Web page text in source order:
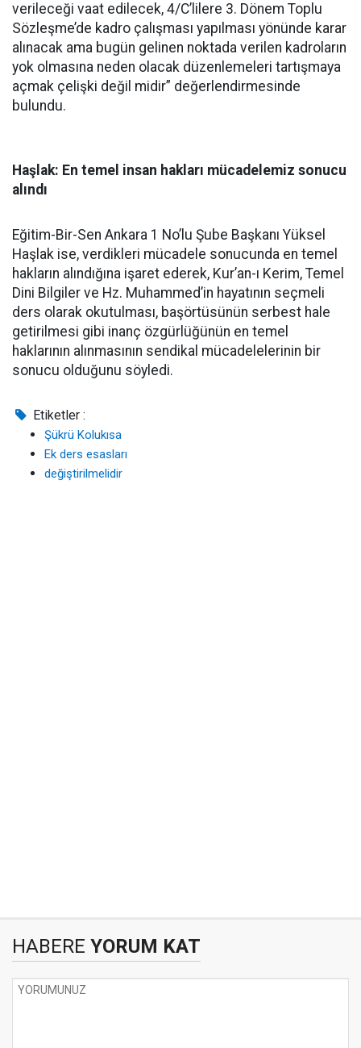
verileceği vaat edilecek, 4/C’lilere 3. Dönem Toplu
Sözleşme’de kadro çalışması yapılması yönünde karar
alınacak ama bugün gelinen noktada verilen kadroların
yok olmasına neden olacak düzenlemeleri tartışmaya
açmak çelişki değil midir” değerlendirmesinde
bulundu.
Haşlak: En temel insan hakları mücadelemiz sonucu
alındı
Eğitim-Bir-Sen Ankara 1 No’lu Şube Başkanı Yüksel
Haşlak ise, verdikleri mücadele sonucunda en temel
hakların alındığına işaret ederek, Kur’an-ı Kerim, Temel
Dini Bilgiler ve Hz. Muhammed’in hayatının seçmeli
ders olarak okutulması, başörtüsünün serbest hale
getirilmesi gibi inanç özgürlüğünün en temel
haklarının alınmasının sendikal mücadelelerinin bir
sonucu olduğunu söyledi.
Etiketler :
Şükrü Kolukısa
Ek ders esasları
değiştirilmelidir
HABERE YORUM KAT